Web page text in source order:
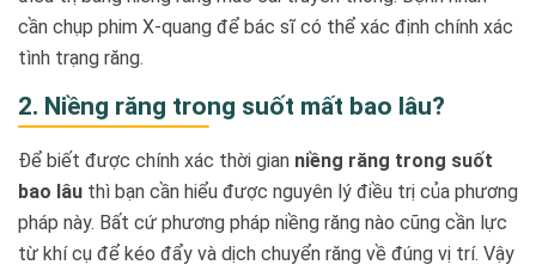
cần chụp phim X-quang để bác sĩ có thể xác định chính xác
tình trạng răng.
2. Niềng răng trong suốt mất bao lâu?
Để biết được chính xác thời gian niềng răng trong suốt
bao lâu thì bạn cần hiểu được nguyên lý điều trị của phương
pháp này. Bất cứ phương pháp niềng răng nào cũng cần lực
từ khí cụ để kéo đẩy và dịch chuyển răng về đúng vị trí. Vậy